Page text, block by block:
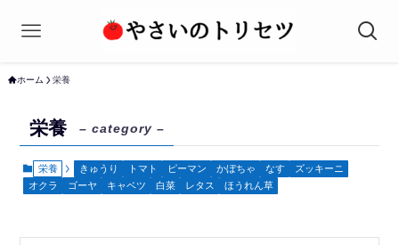
ホーム 栄養
栄養 – category –
栄養 きゅうり トマト ピーマン かぼちゃ なす
ズッキーニ
オクラ
ゴーヤ キャベツ 白菜 レタス ほうれん草